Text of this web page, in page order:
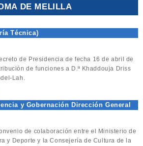
DE MELILLA
Técnica)
de Presidencia de fecha 16 de abril de
de funciones a D.ª Khaddouja Driss
Lah.
y Gobernación Dirección General
de colaboración entre el Ministerio de
y Deporte y la Consejería de Cultura de la